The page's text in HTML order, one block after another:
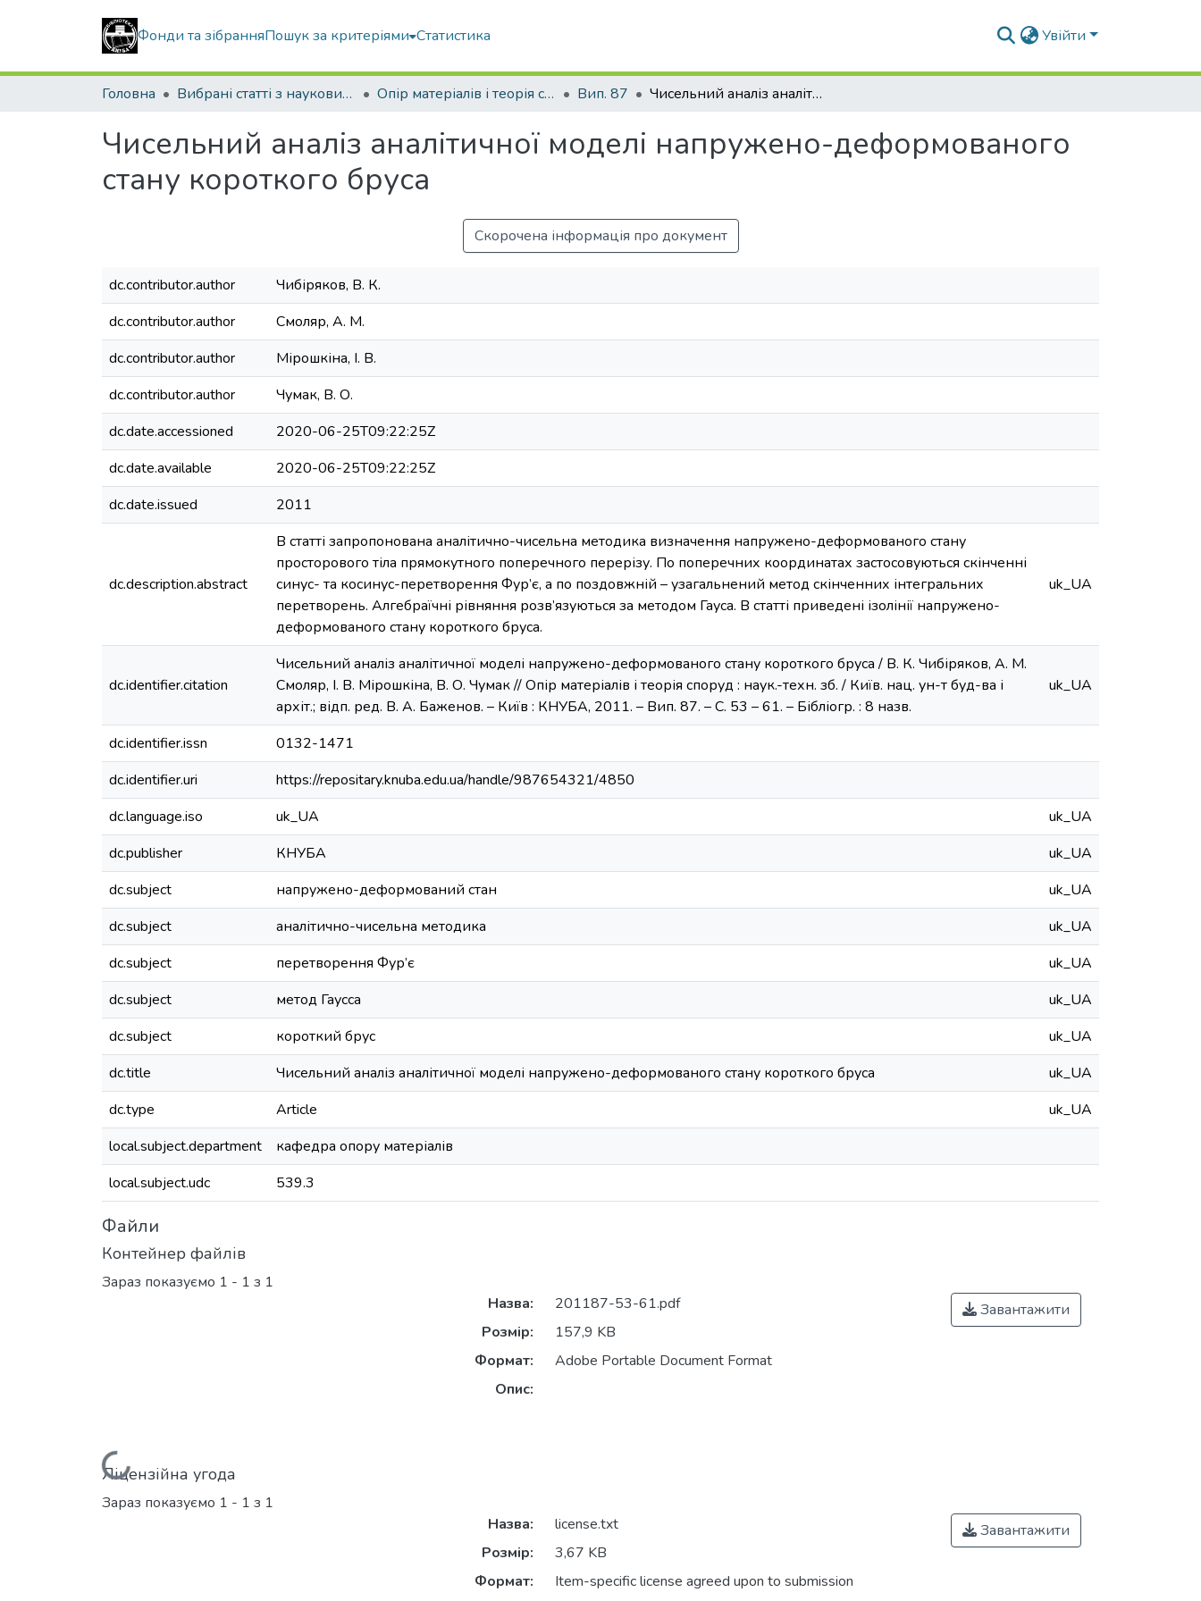
Фонди та зібранняПошук за критеріями Статистика Увійти
Головна Вибрані статті з наукових збірників КНУБА Опір матеріалів і теорія споруд Вип. 87 Чисельний аналіз аналітичної моделі напружено-деформованого стану короткого бруса
Чисельний аналіз аналітичної моделі напружено-деформованого
стану короткого бруса
Скорочена інформація про документ
dc.contributor.author
Чибіряков, В. К.
dc.contributor.author
Смоляр, А. М.
dc.contributor.author
Мірошкіна, І. В.
dc.contributor.author
Чумак, В. О.
dc.date.accessioned
2020-06-25T09:22:25Z
dc.date.available
2020-06-25T09:22:25Z
dc.date.issued
2011
dc.description.abstract
В статті запропонована аналітично-чисельна методика визначення напружено-деформованого стану
просторового тіла прямокутного поперечного перерізу. По поперечних координатах застосовуються скінченні
синус- та косинус-перетворення Фур’є, а по поздовжній – узагальнений метод скінченних інтегральних
перетворень. Алгебраїчні рівняння розв’язуються за методом Гауса. В статті приведені ізолінії напружено-
деформованого стану короткого бруса.
uk_UA
dc.identifier.citation
Чисельний аналіз аналітичної моделі напружено-деформованого стану короткого бруса / В. К. Чибіряков, А. М.
Смоляр, І. В. Мірошкіна, В. О. Чумак // Опір матеріалів і теорія споруд : наук.-техн. зб. / Київ. нац. ун-т буд-ва і
архіт.; відп. ред. В. А. Баженов. – Київ : КНУБА, 2011. – Вип. 87. – С. 53 – 61. – Бібліогр. : 8 назв.
uk_UA
dc.identifier.issn
0132-1471
dc.identifier.uri
https://repositary.knuba.edu.ua/handle/987654321/4850
dc.language.iso
uk_UA
uk_UA
dc.publisher
КНУБА
uk_UA
dc.subject
напружено-деформований стан
uk_UA
dc.subject
аналітично-чисельна методика
uk_UA
dc.subject
перетворення Фур’є
uk_UA
dc.subject
метод Гаусса
uk_UA
dc.subject
короткий брус
uk_UA
dc.title
Чисельний аналіз аналітичної моделі напружено-деформованого стану короткого бруса
uk_UA
dc.type
Article
uk_UA
local.subject.department
кафедра опору матеріалів
local.subject.udc
539.3
Файли
Контейнер файлів
Зараз показуємо 1 - 1 з 1
Вантажиться...
Назва:
201187-53-61.pdf
Розмір:
157,9 KB
Формат:
Adobe Portable Document Format
Опис:
Завантажити
Ліцензійна угода
Зараз показуємо 1 - 1 з 1
Назва:
license.txt
Розмір:
3,67 KB
Формат:
Item-specific license agreed upon to submission
Завантажити